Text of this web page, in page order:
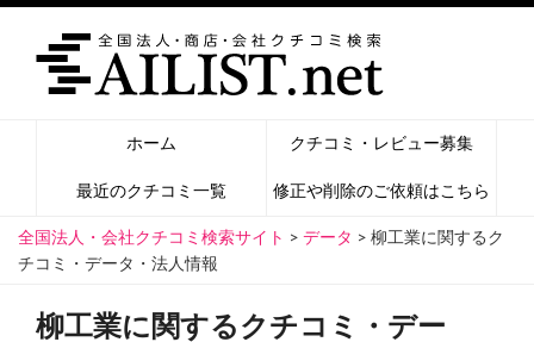
ホーム クチコミ・レビュー募集
最近のクチコミ一覧 修正や削除のご依頼はこちら
全国法人・会社クチコミ検索サイト > データ > 柳工業に関するク
チコミ・データ・法人情報
柳工業に関するクチコミ・デー